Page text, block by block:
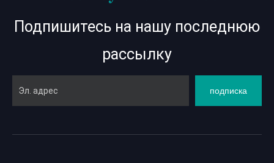
Подпишитесь на нашу последнюю
рассылку
подписка